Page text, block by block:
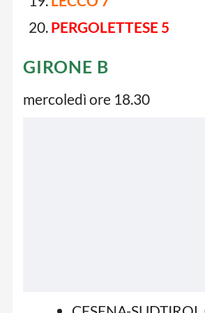
PERGOLETTESE 5
GIRONE B
mercoledì ore 18.30